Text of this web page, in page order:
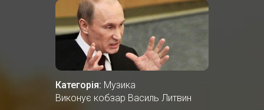
Категорія: Музика
Виконує кобзар Василь Литвин